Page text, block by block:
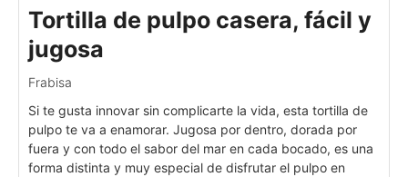
Tortilla de pulpo casera, fácil y
jugosa
Frabisa
Si te gusta innovar sin complicarte la vida, esta tortilla de
pulpo te va a enamorar. Jugosa por dentro, dorada por
fuera y con todo el sabor del mar en cada bocado, es una
forma distinta y muy especial de disfrutar el pulpo en